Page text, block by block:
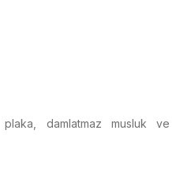
damlatmaz musluk ve